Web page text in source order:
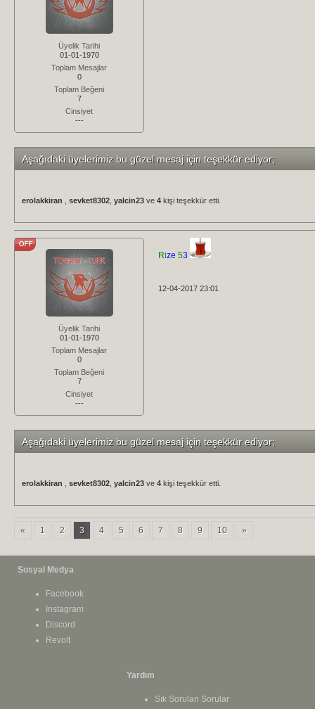
Üyelik Tarihi
01-01-1970
Toplam Mesajlar
0
Toplam Beğeni
7
Cinsiyet
---
Aşağıdaki üyelerimiz bu güzel mesaj için teşekkür ediyor;
erolakkiran sevket8302 yalcin23 ve 4 kişi teşekkür etti.
Üyelik Tarihi
01-01-1970
Toplam Mesajlar
0
Toplam Beğeni
7
Cinsiyet
---
Rize 53
12-04-2017 23:01
Aşağıdaki üyelerimiz bu güzel mesaj için teşekkür ediyor;
erolakkiran sevket8302 yalcin23 ve 4 kişi teşekkür etti.
« 1 2 3 4 5 6 7 8 9 10 »
Sosyal Medya
Facebook
Instagram
Discord
Revolt
Yardım
Sık Sorulan Sorular